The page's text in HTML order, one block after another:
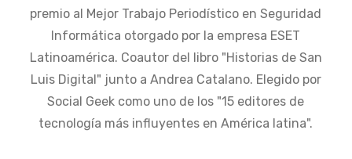
premio al Mejor Trabajo Periodístico en Seguridad
Informática otorgado por la empresa ESET
Latinoamérica. Coautor del libro "Historias de San
Luis Digital" junto a Andrea Catalano. Elegido por
Social Geek como uno de los "15 editores de
tecnología más influyentes en América latina".